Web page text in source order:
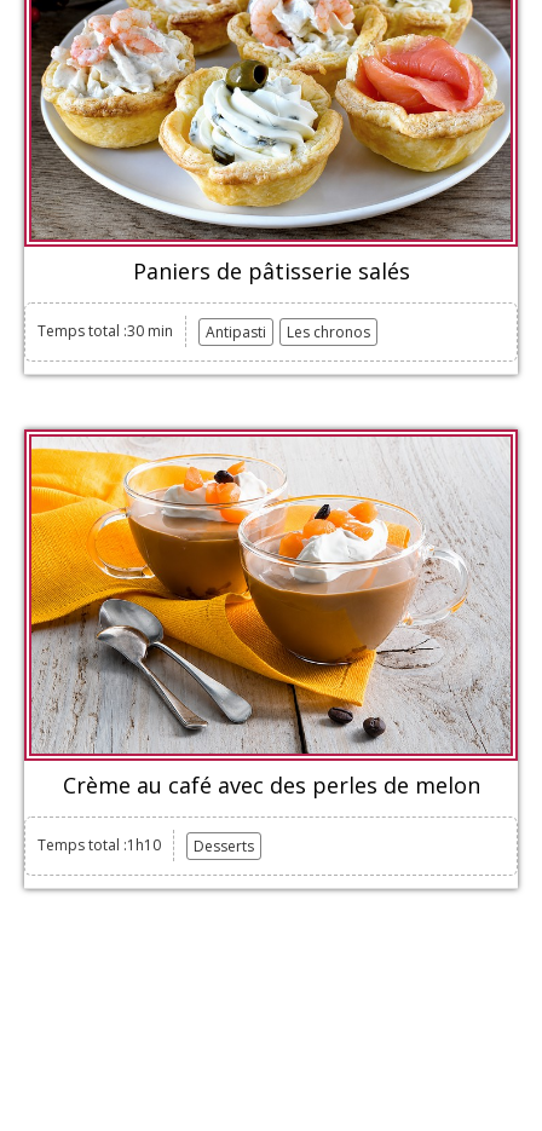
Paniers de pâtisserie salés
Temps total :30 min Antipasti Les chronos
Crème au café avec des perles de melon
Temps total :1h10 Desserts